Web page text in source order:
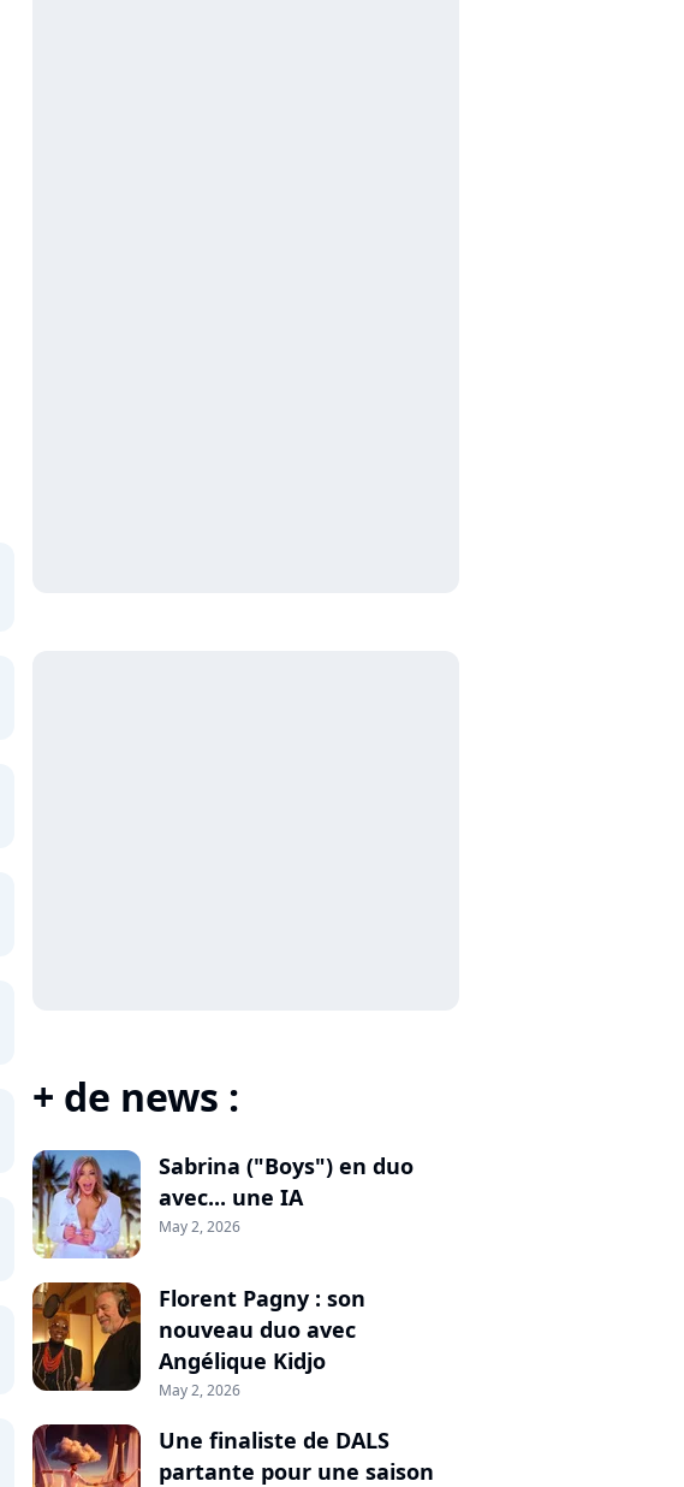
+ de news :
Sabrina ("Boys") en duo
avec... une IA
May 2, 2026
Florent Pagny : son
nouveau duo avec
Angélique Kidjo
May 2, 2026
Une finaliste de DALS
partante pour une saison